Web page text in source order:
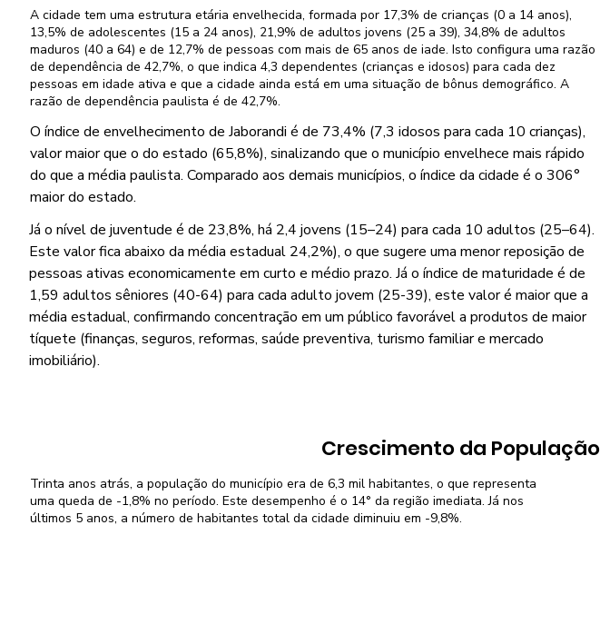
A cidade tem uma estrutura etária envelhecida, formada por 17,3% de crianças (0 a 14 anos),
13,5% de adolescentes (15 a 24 anos), 21,9% de adultos jovens (25 a 39), 34,8% de adultos
maduros (40 a 64) e de 12,7% de pessoas com mais de 65 anos de iade. Isto configura uma razão
de dependência de 42,7%, o que indica 4,3 dependentes (crianças e idosos) para cada dez
pessoas em idade ativa e que a cidade ainda está em uma situação de bônus demográfico. A
razão de dependência paulista é de 42,7%.
O índice de envelhecimento de Jaborandi é de 73,4% (7,3 idosos para cada 10 crianças),
valor maior que o do estado (65,8%), sinalizando que o município envelhece mais rápido
do que a média paulista. Comparado aos demais municípios, o índice da cidade é o 306°
maior do estado.
Já o nível de juventude é de 23,8%, há 2,4 jovens (15–24) para cada 10 adultos (25–64).
Este valor fica abaixo da média estadual 24,2%), o que sugere uma menor reposição de
pessoas ativas economicamente em curto e médio prazo. Já o índice de maturidade é de
1,59 adultos sêniores (40-64) para cada adulto jovem (25-39), este valor é maior que a
média estadual, confirmando concentração em um público favorável a produtos de maior
tíquete (finanças, seguros, reformas, saúde preventiva, turismo familiar e mercado
imobiliário).
Crescimento da População
Trinta anos atrás, a população do município era de 6,3 mil habitantes, o que representa
uma queda de -1,8% no período. Este desempenho é o 14° da região imediata. Já nos
últimos 5 anos, a número de habitantes total da cidade diminuiu em -9,8%.